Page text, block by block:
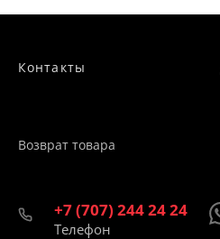
Контакты
Возврат товара
+7 (707) 244 24 24
Телефон